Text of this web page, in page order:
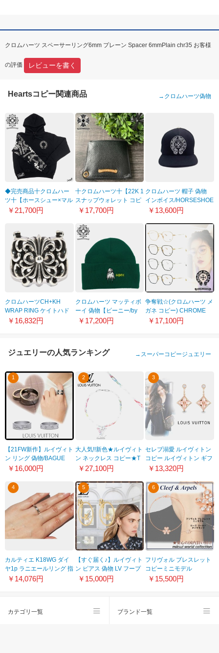
クロムハーツ スペーサーリング6mm プレーン Spacer 6mmPlain chr35 お客様
の評価 レビューを書く
Heartsコピー関連商品 → クロムハーツ偽物
◆完売商品十クロムハー
ツ十【ホースシュー×マル
チロゴ】BLACK
￥21,700円
十クロムハーツ十【22K 1
スナップウォレット コピ
ー】◆へビーレザー
￥17,700円
クロムハーツ 帽子 偽物
インボイス/HORSESHOE
キャップ/ホースシュー
￥13,600円
クロムハーツCH+KH
WRAP RING ケイトハド
ソンモデル Wラップリン
￥16,832円
クロムハーツ マッティボ
ーイ 偽物【ビーニー/by
MATTY BOY】◆GREEN
￥17,200円
争奪戦☆(クロムハーツ メ
ガネ コピー) CHROME
HEARTS★注目商品★
￥17,100円
ジュエリーの人気ランキング → スーパーコピージュエリー
1
【21FW新作】ルイヴィト
ン リング 偽物/BAGUE
YOU AND ME 2連リング
￥16,000円
2
大人気!!新色★ルイヴィト
ン ネックレス コピー★T
シャツに合う かっこいい
MP2850
￥27,100円
3
セレブ溺愛 ルイヴィトン
コピー ルイヴィトン ギフ
トにも フェミニンなピア
￥13,320円
4
カルティエ K18WG ダイ
ヤ1p ラニエールリング 指
輪 B40587 新品
￥14,076円
5
【すぐ届く♪】ルイヴィト
ン ピアス 偽物 LV フープ
エクリプス M00774
￥15,000円
6
フリヴォル ブレスレット
コピーミニモデル
VCARP7RD00
￥15,500円
カテゴリ一覧 ブランド一覧